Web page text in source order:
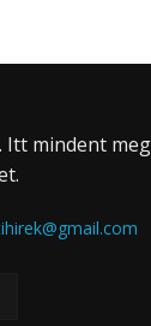
mindent